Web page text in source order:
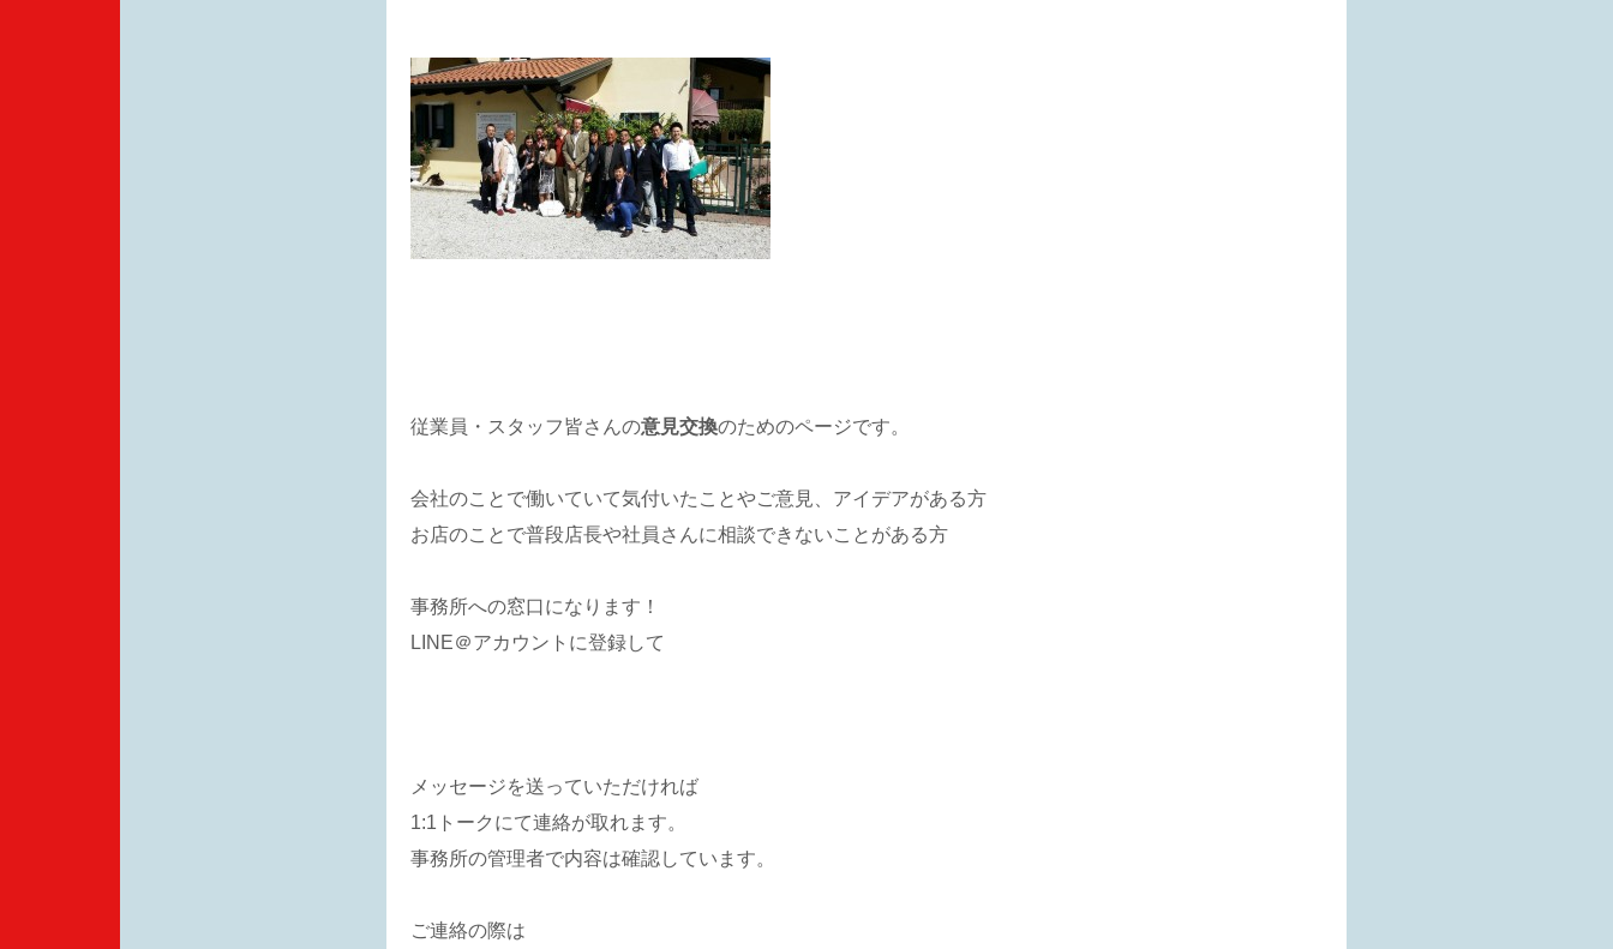
従業員・スタッフ皆さんの意見交換のためのページです。
会社のことで働いていて気付いたことやご意見、アイデアがある方
お店のことで普段店長や社員さんに相談できないことがある方
事務所への窓口になります！
LINE＠アカウントに登録して
メッセージを送っていただければ
1:1トークにて連絡が取れます。
事務所の管理者で内容は確認しています。
ご連絡の際は